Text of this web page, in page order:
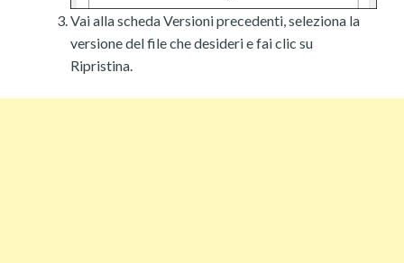
Vai alla scheda Versioni precedenti, seleziona la
versione del file che desideri e fai clic su
Ripristina.